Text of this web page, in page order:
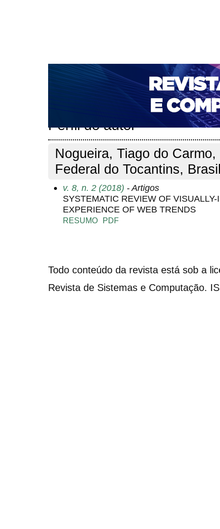
CAPA SOBRE ACESSO CADASTRO
NOTÍCIAS
PORTAL DE REVISTAS DA UNIFACS
PARA AVALIADORES
NOVA SUBMISSÃO
Perfil do autor
Nogueira, Tiago do
Federal do Tocantins,
v. 8, n. 2 (2018) - Artigos
SYSTEMATIC REVIEW OF
EXPERIENCE OF WEB TRENDS
RESUMO PDF
Todo conteúdo da revista está sob a
Revista de Sistemas e Computação.